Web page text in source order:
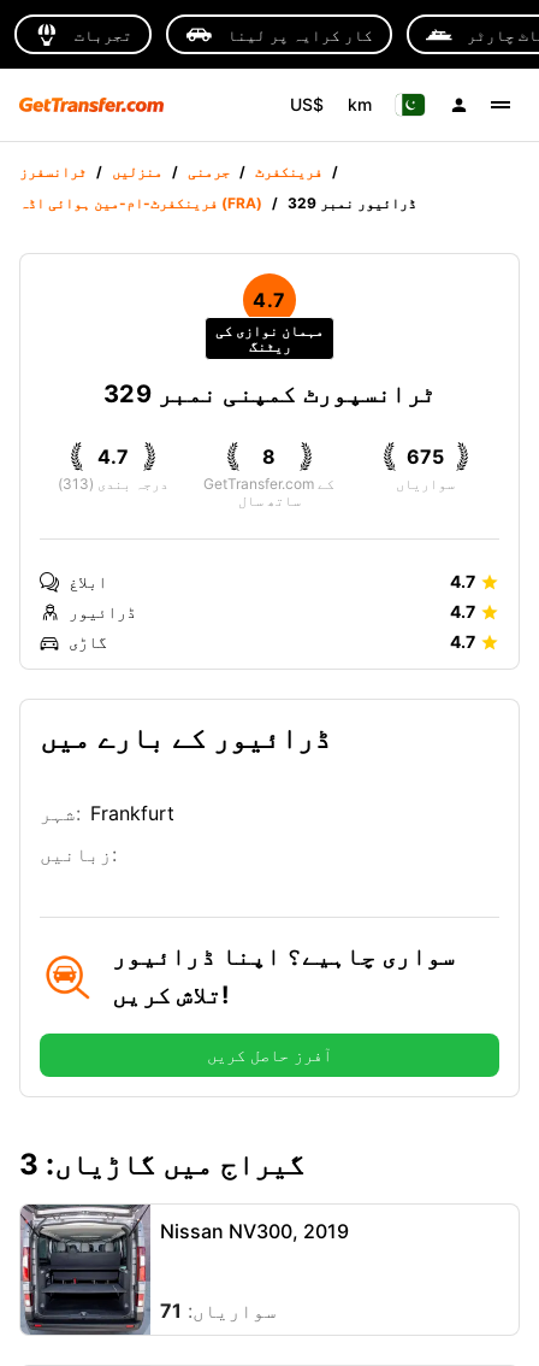
تجربات کار کرایہ پر لینا چارٹر
US$ km
ٹرانسفرز / منزلیں / جرمنی / فرینکفرٹ /
فرینکفرٹ-ام-مین ہوائی اڈہ (FRA) / ڈرائیور نمبر 329
4.7
مہمان نوازی کی
ریٹنگ
ٹرانسپورٹ کمپنی نمبر 329
4.7
درجہ بندی (313)
8
GetTransfer.com کے
ساتھ سال
675
سواریاں
ابلاغ
4.7
ڈرائیور
4.7
گاڑی
4.7
ڈرائیور کے بارے میں
شہر: Frankfurt
زبانیں:
سواری چاہیے؟ اپنا ڈرائیور
تلاش کریں!
آفرز حاصل کریں
گیراج میں گاڑیاں: 3
Nissan NV300, 2019
سواریاں: 71